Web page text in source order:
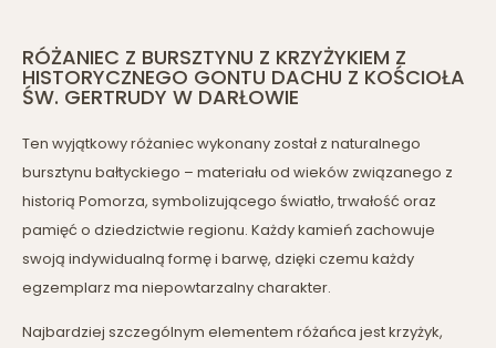
RÓŻANIEC Z BURSZTYNU Z KRZYŻYKIEM Z
HISTORYCZNEGO GONTU DACHU Z KOŚCIOŁA
ŚW. GERTRUDY W DARŁOWIE
Ten wyjątkowy różaniec wykonany został z naturalnego
bursztynu bałtyckiego – materiału od wieków związanego z
historią Pomorza, symbolizującego światło, trwałość oraz
pamięć o dziedzictwie regionu. Każdy kamień zachowuje
swoją indywidualną formę i barwę, dzięki czemu każdy
egzemplarz ma niepowtarzalny charakter.
Najbardziej szczególnym elementem różańca jest krzyżyk,